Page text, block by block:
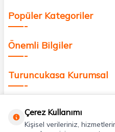
Popüler Kategoriler
Önemli Bilgiler
Turuncukasa Kurumsal
Çerez Kullanımı
Kişisel verileriniz,